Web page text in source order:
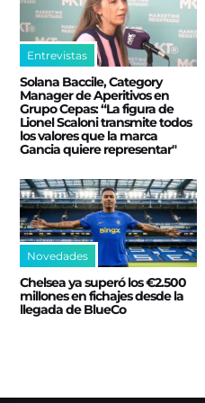
Entrevistas
Solana Baccile, Category
Manager de Aperitivos en
Grupo Cepas: “La figura de
Lionel Scaloni transmite todos
los valores que la marca
Gancia quiere representar"
Novedades
Chelsea ya superó los €2.500
millones en fichajes desde la
llegada de BlueCo